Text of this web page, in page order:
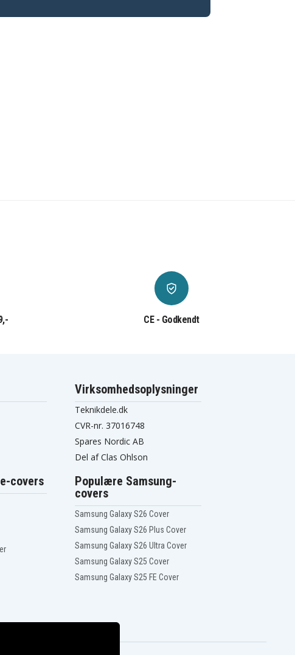
CE - Godkendt
Virksomhedsoplysninger
Teknikdele.dk
CVR-nr. 37016748
Spares Nordic AB
Del af Clas Ohlson
covers
Populære Samsung-
covers
Samsung Galaxy S26 Cover
Samsung Galaxy S26 Plus Cover
Samsung Galaxy S26 Ultra Cover
Samsung Galaxy S25 Cover
Samsung Galaxy S25 FE Cover